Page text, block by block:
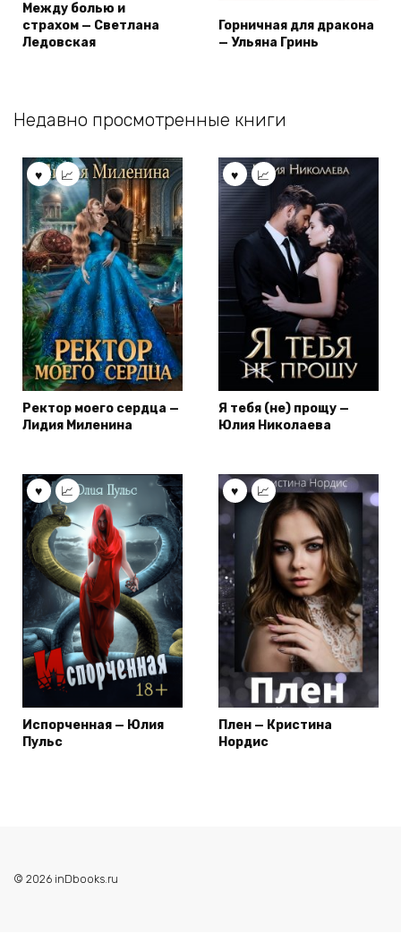
Между болью и
страхом — Светлана
Ледовская
Горничная для дракона
— Ульяна Гринь
Недавно просмотренные книги
Ректор моего сердца —
Лидия Миленина
Я тебя (не) прощу —
Юлия Николаева
Испорченная — Юлия
Пульс
Плен — Кристина
Нордис
© 2026 inDbooks.ru